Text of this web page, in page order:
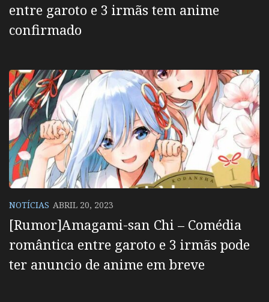
entre garoto e 3 irmãs tem anime
confirmado
NOTÍCIAS ABRIL 20, 2023
[Rumor]Amagami-san Chi – Comédia
romântica entre garoto e 3 irmãs pode
ter anuncio de anime em breve